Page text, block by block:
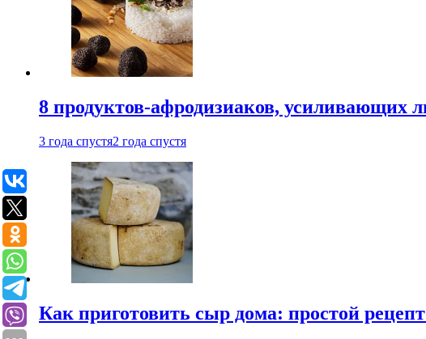
8 продуктов-афродизиаков, усиливающих
3 года спустя2 года спустя
Как приготовить сыр дома: простой